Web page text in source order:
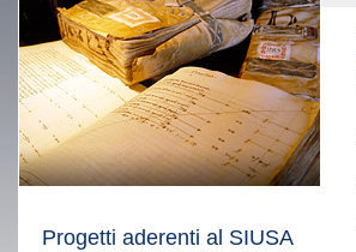
Progetti aderenti al SIUSA